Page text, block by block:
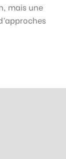
mais une